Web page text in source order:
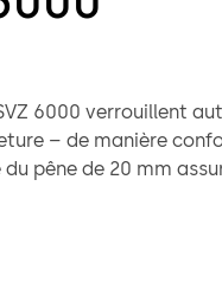
6000 verrouillent
– de manière
pêne de 20 mm